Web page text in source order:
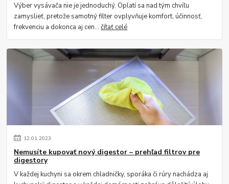
Výber vysávača nie je jednoduchý. Oplatí sa nad tým chvíľu
zamyslieť, pretože samotný filter ovplyvňuje komfort, účinnosť,
frekvenciu a dokonca aj cen...čítať celé
12.01.2023
Nemusíte kupovať nový digestor – prehľad filtrov pre
digestory
V každej kuchyni sa okrem chladničky, sporáka či rúry nachádza aj